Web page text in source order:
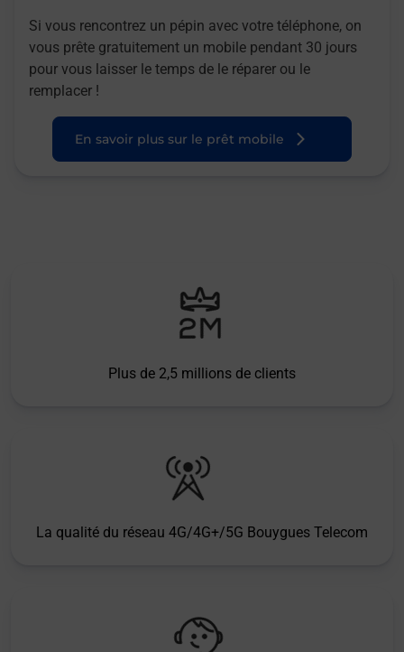
Si vous rencontrez un pépin avec votre téléphone, on
vous prête gratuitement un mobile pendant 30 jours
pour vous laisser le temps de le réparer ou le
remplacer !
En savoir plus sur le prêt mobile
Plus de 2,5 millions de clients
La qualité du réseau 4G/4G+/5G Bouygues Telecom